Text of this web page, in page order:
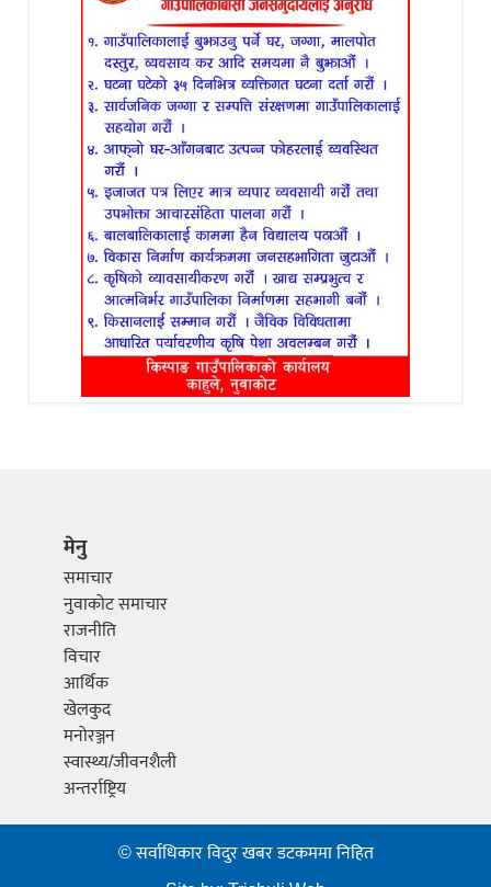
मेनु
समाचार
नुवाकोट समाचार
राजनीति
विचार
आर्थिक
खेलकुद
मनोरञ्जन
स्वास्थ्य/जीवनशैली
अन्तर्राष्ट्रिय
© सर्वाधिकार विदुर खबर डटकममा निहित